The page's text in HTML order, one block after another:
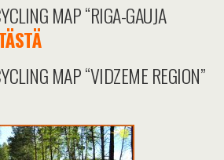
MAP “RIGA-GAUJA
MAP “VIDZEME REGION”